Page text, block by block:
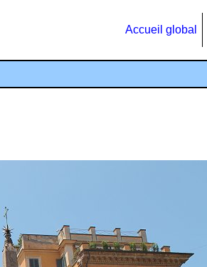
Accueil global